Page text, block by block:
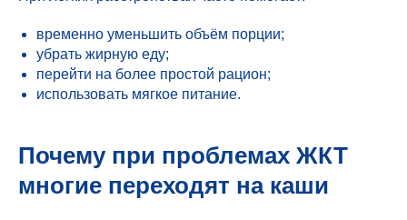
временно уменьшить объём порции;
убрать жирную еду;
перейти на более простой рацион;
использовать мягкое питание.
Почему при проблемах ЖКТ
многие переходят на каши